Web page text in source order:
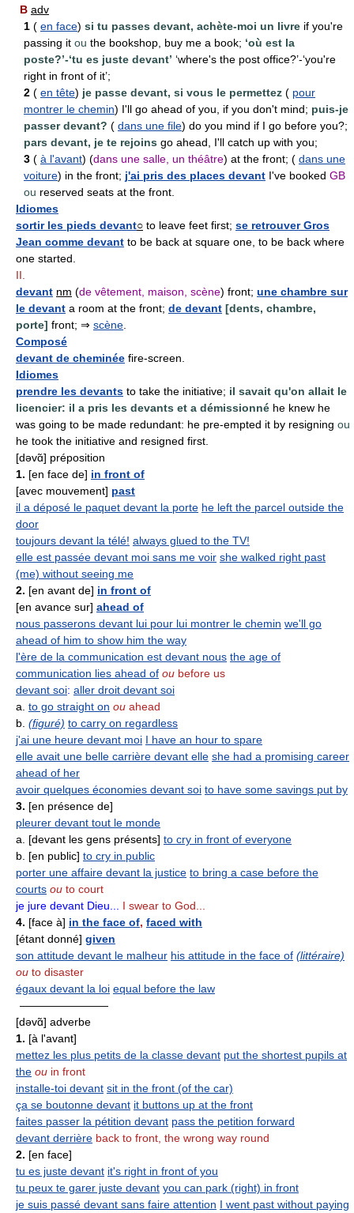
B adv
1 ( en face) si tu passes devant, achète-moi un livre if you're
passing it ou the bookshop, buy me a book; ‘où est la
poste?’-‘tu es juste devant’ ‘where's the post office?’-‘you're
right in front of it’;
2 ( en tête) je passe devant, si vous le permettez ( pour
montrer le chemin) I'll go ahead of you, if you don't mind; puis-je
passer devant? ( dans une file) do you mind if I go before you?;
pars devant, je te rejoins go ahead, I'll catch up with you;
3 ( à l'avant) (dans une salle, un théâtre) at the front; ( dans une
voiture) in the front; j'ai pris des places devant I've booked GB
ou reserved seats at the front.
Idiomes
sortir les pieds devant○ to leave feet first; se retrouver Gros
Jean comme devant to be back at square one, to be back where
one started.
II.
devant nm (de vêtement, maison, scène) front; une chambre sur
le devant a room at the front; de devant [dents, chambre,
porte] front; ⇒ scène
Composé
devant de cheminée fire-screen.
Idiomes
prendre les devants to take the initiative; il savait qu'on allait le
licencier: il a pris les devants et a démissionné he knew he
was going to be made redundant: he pre-empted it by resigning ou
he took the initiative and resigned first.
[dəvɑ̃] préposition
1. [en face de] in front of
[avec mouvement] past
il a déposé le paquet devant la porte he left the parcel outside the
door
toujours devant la télé! always glued to the TV!
elle est passée devant moi sans me voir she walked right past
(me) without seeing me
2. [en avant de] in front of
[en avance sur] ahead of
nous passerons devant lui pour lui montrer le chemin we'll go
ahead of him to show him the way
l'ère de la communication est devant nous the age of
communication lies ahead of ou before us
devant soi: aller droit devant soi
a. to go straight on ou ahead
b. (figuré) to carry on regardless
j'ai une heure devant moi I have an hour to spare
elle avait une belle carrière devant elle she had a promising career
ahead of her
avoir quelques économies devant soi to have some savings put by
3. [en présence de]
pleurer devant tout le monde
a. [devant les gens présents] to cry in front of everyone
b. [en public] to cry in public
porter une affaire devant la justice to bring a case before the
courts ou to court
je jure devant Dieu...
I swear to God...
4. [face à] in the face of, faced with
[étant donné] given
son attitude devant le malheur his attitude in the face of (littéraire)
ou to disaster
égaux devant la loi equal before the law
————————
[dəvɑ̃] adverbe
1. [à l'avant]
mettez les plus petits de la classe devant put the shortest pupils at
the ou in front
installe-toi devant sit in the front (of the car)
ça se boutonne devant it buttons up at the front
faites passer la pétition devant pass the petition forward
devant derrière back to front, the wrong way round
2. [en face]
tu es juste devant it's right in front of you
tu peux te garer juste devant you can park (right) in front
je suis passé devant sans faire attention I went past without paying